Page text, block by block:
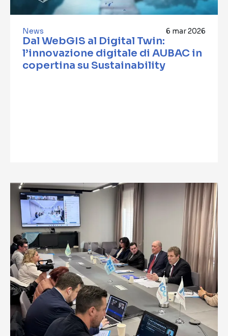
News 6 mar 2026
Dal WebGIS al Digital Twin:
l’innovazione digitale di AUBAC in
copertina su Sustainability